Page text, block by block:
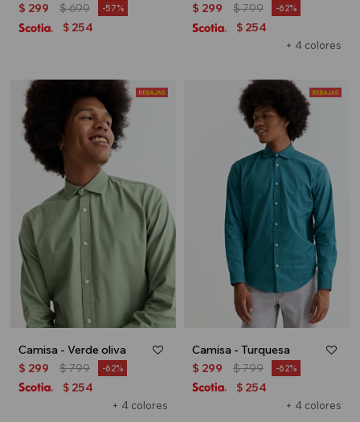
$ 299 $699 57
$ 254
+ 4 colores
$ 299 $799 62
$ 254
Camisa - Verde oliva
+ 4 colores
$ 299 $799 62
$ 254
Camisa - Turquesa
+ 4 colores
$ 299 $799 62
$ 254